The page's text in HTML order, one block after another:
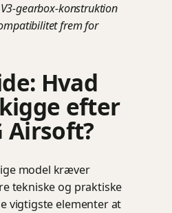
gearbox-konstruktion
frem for
Hvad
efter
Airsoft?
model kræver
tekniske og praktiske
vigtigste elementer at